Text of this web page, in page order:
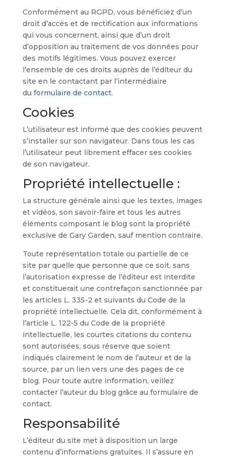
Conformément au RGPD, vous bénéficiez d’un
droit d’accès et de rectification aux informations
qui vous concernent, ainsi que d’un droit
d’opposition au traitement de vos données pour
des motifs légitimes. Vous pouvez exercer
l’ensemble de ces droits auprès de l’éditeur du
site en le contactant par l’intermédiaire
du formulaire de contact.
Cookies
L’utilisateur est informé que des cookies peuvent
s’installer sur son navigateur. Dans tous les cas
l’utilisateur peut librement effacer ses cookies
de son navigateur.
Propriété intellectuelle :
La structure générale ainsi que les textes, images
et vidéos, son savoir-faire et tous les autres
éléments composant le blog sont la propriété
exclusive de Gary Garden, sauf mention contraire.
Toute représentation totale ou partielle de ce
site par quelle que personne que ce soit, sans
l’autorisation expresse de l’éditeur est interdite
et constituerait une contrefaçon sanctionnée par
les articles L. 335-2 et suivants du Code de la
propriété intellectuelle. Cela dit, conformément à
l’article L. 122-5 du Code de la propriété
intellectuelle, les courtes citations du contenu
sont autorisées, sous réserve que soient
indiqués clairement le nom de l’auteur et de la
source, par un lien vers une des pages de ce
blog. Pour toute autre information, veillez
contacter l’auteur du blog grâce au formulaire de
contact.
Responsabilité
L’éditeur du site met à disposition un large
contenu d’informations gratuites. Il s’assure en